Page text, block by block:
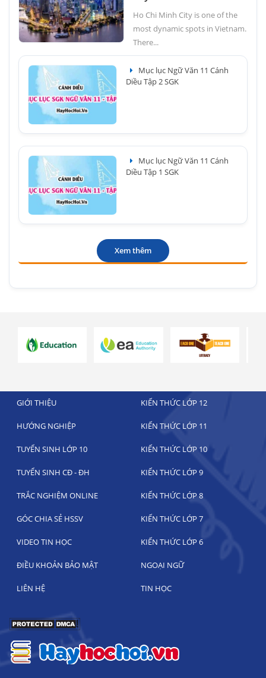
Ho Chi Minh City is one of the
most dynamic spots in Vietnam.
There...
Mục lục Ngữ Văn 11 Cánh
Diều Tập 2 SGK
Mục lục Ngữ Văn 11 Cánh
Diều Tập 1 SGK
Xem thêm
GIỚI THIỆU KIẾN THỨC LỚP 12
HƯỚNG NGHIỆP KIẾN THỨC LỚP 11
TUYỂN SINH LỚP 10 KIẾN THỨC LỚP 10
TUYỂN SINH CĐ - ĐH KIẾN THỨC LỚP 9
TRẮC NGHIỆM ONLINE KIẾN THỨC LỚP 8
GÓC CHIA SẺ HSSV KIẾN THỨC LỚP 7
VIDEO TIN HỌC KIẾN THỨC LỚP 6
ĐIỀU KHOẢN BẢO MẬT NGOẠI NGỮ
LIÊN HỆ TIN HỌC